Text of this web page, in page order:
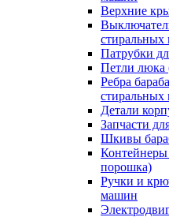
Верхние
Патрубки
Петли люка
Ребра
Детали
Запчасти
Шкивы
порошка)
Ручки и
машин